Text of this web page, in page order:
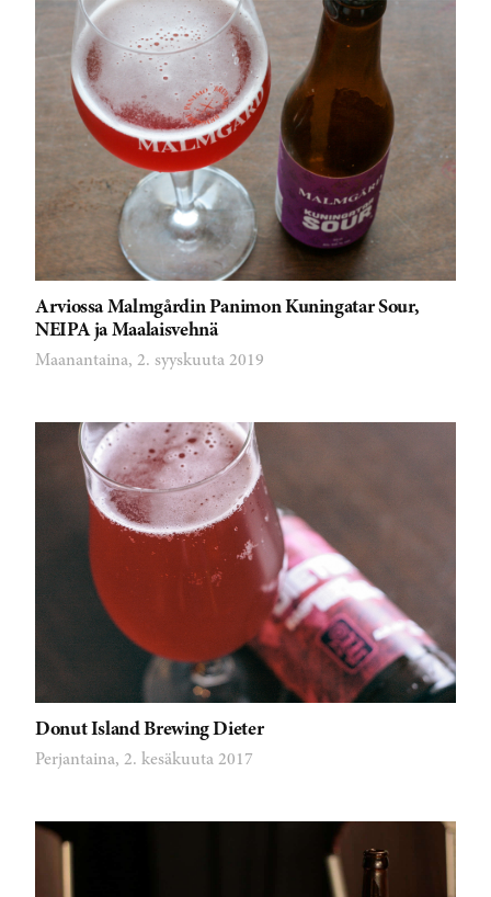
Arviossa Malmgårdin Panimon Kuningatar Sour,
NEIPA ja Maalaisvehnä
Maanantaina, 2. syyskuuta 2019
Donut Island Brewing Dieter
Perjantaina, 2. kesäkuuta 2017